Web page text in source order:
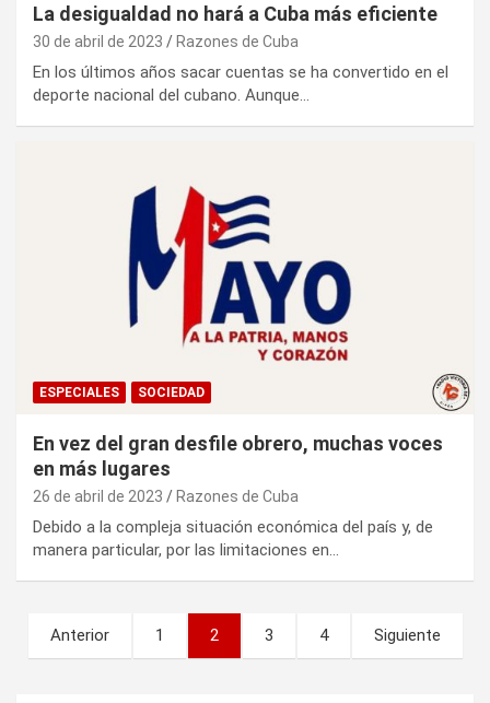
La desigualdad no hará a Cuba más eficiente
30 de abril de 2023 Razones de Cuba
En los últimos años sacar cuentas se ha convertido en el
deporte nacional del cubano. Aunque…
ESPECIALES SOCIEDAD
En vez del gran desfile obrero, muchas voces
en más lugares
26 de abril de 2023 Razones de Cuba
Debido a la compleja situación económica del país y, de
manera particular, por las limitaciones en…
a
Anterior 1 2 3 4 Siguiente